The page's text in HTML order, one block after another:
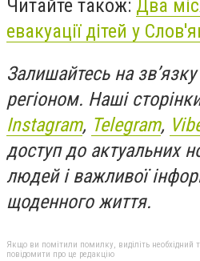
Читайте також: Два
евакуації дітей у
Залишайтесь на
регіоном. Наші
Instagram, Telegram,
доступ до актуальних
людей і важливої
щоденного життя.
Якщо ви помітили помилку, виділіть необхідний
повідомити про це редакцію